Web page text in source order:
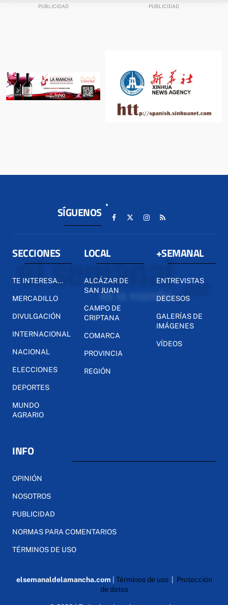
SÍGUENOS
SECCIONES
TE INTERESA...
MERCADILLO
DIVULGACIÓN
INTERNACIONAL
NACIONAL
ELECCIONES
DEPORTES
MUNDO
AGRARIO
LOCAL
ALCÁZAR DE
SAN JUAN
CAMPO DE
CRIPTANA
COMARCA
PROVINCIA
REGIÓN
+SEMANAL
ENTREVISTAS
DECESOS
GALERÍAS DE
IMÁGENES
VÍDEOS
INFO
OPINIÓN
NOSOTROS
PUBLICIDAD
NORMAS PARA COMENTARIOS
TÉRMINOS DE USO
elsemanaldelamancha.com Términos de uso| Protección
de datos